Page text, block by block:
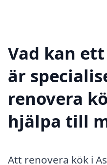
Vad kan
är
renovera
hjälpa till
Att renovera kök i